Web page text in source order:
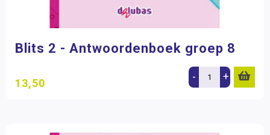
Blits 2 - Antwoordenboek groep 8
13,50 - +